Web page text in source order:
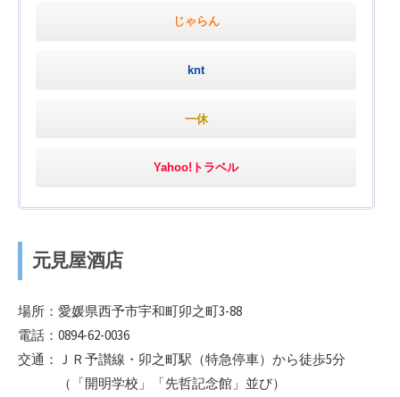
じゃらん
knt
一休
Yahoo!トラベル
元見屋酒店
場所：愛媛県西予市宇和町卯之町3-88
電話：0894-62-0036
交通：ＪＲ予讃線・卯之町駅（特急停車）から徒歩5分
（「開明学校」「先哲記念館」並び）